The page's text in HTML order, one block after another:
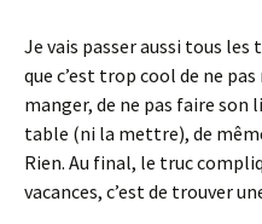
Je vais passer aussi tous les
que c’est trop cool de ne
manger, de ne pas faire son
table (ni la mettre), de
Rien. Au final, le truc
vacances, c’est de trouver